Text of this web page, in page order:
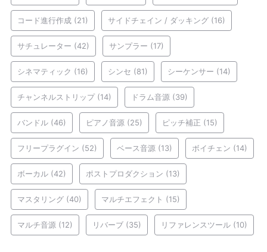
コード進行作成 (21) サイドチェイン / ダッキング (16)
サチュレーター (42) サンプラー (17)
シネマティック (16) シンセ (81) シーケンサー (14)
チャンネルストリップ(14) ドラム音源 (39)
バンドル (46) ピアノ音源 (25) ピッチ補正 (15)
フリープラグイン (52) ベース音源 (13) ボイチェン (14)
ボーカル (42) ポストプロダクション (13)
マスタリング (40) マルチエフェクト (15)
マルチ音源 (12) リバーブ (35) リファレンスツール (10)